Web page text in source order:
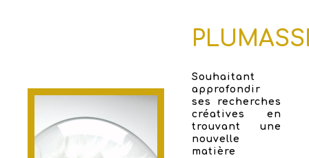
Souhaitant
approfondir
ses recherches
créatives en
trouvant une
nouvelle
matière